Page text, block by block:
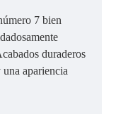
7 bien
duraderos
apariencia